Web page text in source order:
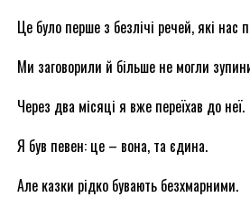
Це було перше з безлічі речей, які нас
Ми заговорили й більше не могли
Через два місяці я вже переїхав до неї.
Я був певен: це – вона, та єдина.
Але казки рідко бувають безхмарними.